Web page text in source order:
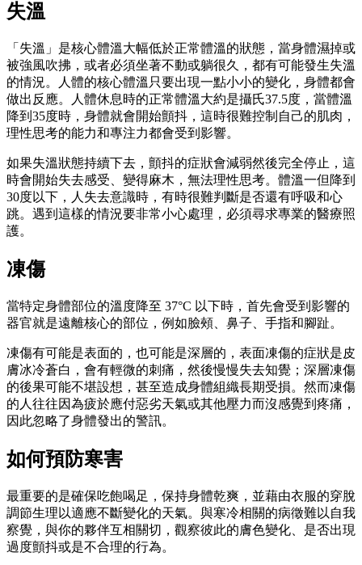
失溫
「失溫」是核心體溫大幅低於正常體溫的狀態，當身體濕掉或
被強風吹拂，或者必須坐著不動或躺很久，都有可能發生失溫
的情況。人體的核心體溫只要出現一點小小的變化，身體都會
做出反應。人體休息時的正常體溫大約是攝氏37.5度，當體溫
降到35度時，身體就會開始顫抖，這時很難控制自己的肌肉，
理性思考的能力和專注力都會受到影響。
如果失溫狀態持續下去，顫抖的症狀會減弱然後完全停止，這
時會開始失去感受、變得麻木，無法理性思考。體溫一但降到
30度以下，人失去意識時，有時很難判斷是否還有呼吸和心
跳。遇到這樣的情況要非常小心處理，必須尋求專業的醫療照
護。
凍傷
當特定身體部位的溫度降至 37°C 以下時，首先會受到影響的
器官就是遠離核心的部位，例如臉頰、鼻子、手指和腳趾。
凍傷有可能是表面的，也可能是深層的，表面凍傷的症狀是皮
膚冰冷蒼白，會有輕微的刺痛，然後慢慢失去知覺；深層凍傷
的後果可能不堪設想，甚至造成身體組織長期受損。然而凍傷
的人往往因為疲於應付惡劣天氣或其他壓力而沒感覺到疼痛，
因此忽略了身體發出的警訊。
如何預防寒害
最重要的是確保吃飽喝足，保持身體乾爽，並藉由衣服的穿脫
調節生理以適應不斷變化的天氣。與寒冷相關的病徵難以自我
察覺，與你的夥伴互相關切，觀察彼此的膚色變化、是否出現
過度顫抖或是不合理的行為。